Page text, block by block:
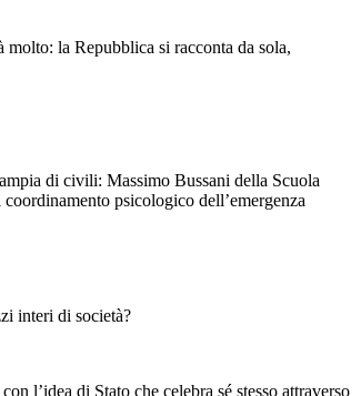
molto: la Repubblica si racconta da sola,
di civili: Massimo Bussani della Scuola
psicologico dell’emergenza
interi di società?
l’idea di Stato che celebra sé stesso attraverso